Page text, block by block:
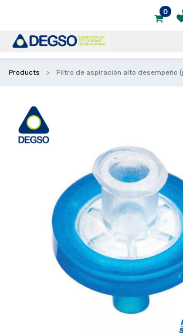
0
Products Filtro de aspiración alto desempeño